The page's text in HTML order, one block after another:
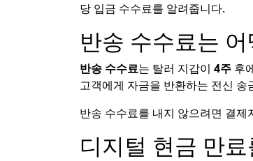
당 입금 수수료를 알려줍니다.
반송 수수료는
반송 수수료는 탈러 지갑이 4주 후
고객에게 자금을 반환하는 전신
반송 수수료를 내지 않으려면 결
디지털 현금 만